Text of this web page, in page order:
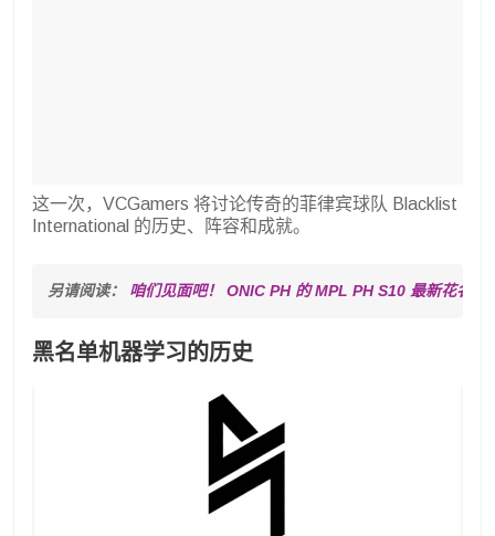
这一次，VCGamers 将讨论传奇的菲律宾球队 Blacklist
International 的历史、阵容和成就。
另请阅读： 咱们见面吧！ ONIC PH 的 MPL PH S10 最新花名册
黑名单机器学习的历史